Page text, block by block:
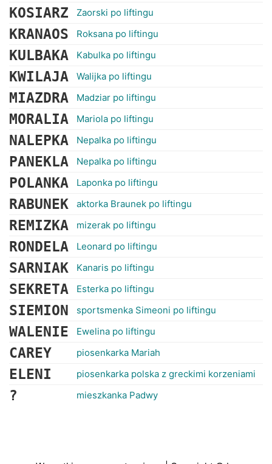
KOSIARZ Zaorski po liftingu
KRANAOS Roksana po liftingu
KULBAKA Kabulka po liftingu
KWILAJA Walijka po liftingu
MIAZDRA Madziar po liftingu
MORALIA Mariola po liftingu
NALEPKA Nepalka po liftingu
PANEKLA Nepalka po liftingu
POLANKA Laponka po liftingu
RABUNEK aktorka Braunek po liftingu
REMIZKA mizerak po liftingu
RONDELA Leonard po liftingu
SARNIAK Kanaris po liftingu
SEKRETA Esterka po liftingu
SIEMION sportsmenka Simeoni po liftingu
WALENIE Ewelina po liftingu
CAREY piosenkarka Mariah
ELENI piosenkarka polska z greckimi korzeniami
? mieszkanka Padwy